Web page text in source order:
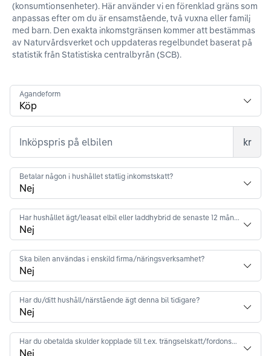
(konsumtionsenheter). Här använder vi en förenklad gräns som
anpassas efter om du är ensamstående, två vuxna eller familj
med barn. Den exakta inkomstgränsen kommer att bestämmas
av Naturvårdsverket och uppdateras regelbundet baserat på
statistik från Statistiska centralbyrån (SCB).
Ägandeform
Inköpspris på elbilen kr
Betalar någon i hushållet statlig inkomstskatt?
Har hushållet ägt/leasat elbil eller laddhybrid de senaste 12 månaderna?
Ska bilen användas i enskild firma/näringsverksamhet?
Har du/ditt hushåll/närstående ägt denna bil tidigare?
Har du obetalda skulder kopplade till t.ex. trängselskatt/fordonsskatt?